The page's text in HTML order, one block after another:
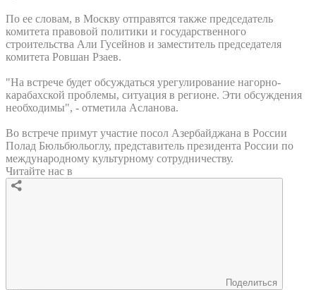
По ее словам, в Москву отправятся также председатель
комитета правовой политики и государственного
строительства Али Гусейнов и заместитель председателя
комитета Ровшан Рзаев.
"На встрече будет обсуждаться урегулирование нагорно-
карабахской проблемы, ситуация в регионе. Эти обсуждения
необходимы", - отметила Асланова.
Во встрече примут участие посол Азербайджана в России
Полад Бюльбюльоглу, представитель президента России по
международному культурному сотрудничеству.
Читайте нас в
Поделиться